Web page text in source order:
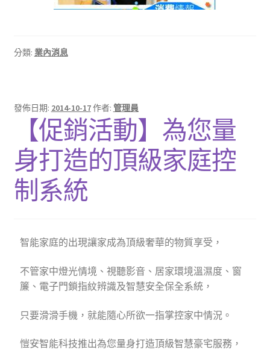
分類: 業內消息
發佈日期: 2014-10-17作者: 管理員
【促銷活動】為您量
身打造的頂級家庭控
制系統
智能家庭的出現讓家成為頂級奢華的物質享受，
不管家中燈光情境、視聽影音、居家環境溫濕度、窗
簾、電子門鎖指紋辨識及智慧安全保全系統，
只要滑滑手機，就能隨心所欲一指掌控家中情況。
愷安智能科技推出為您量身打造頂級智慧豪宅服務，